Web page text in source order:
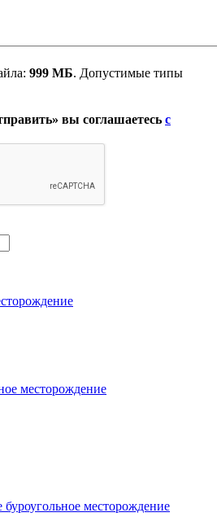
999 МБ. Допустимые типы
вы соглашаетесь с
месторождение
месторождение